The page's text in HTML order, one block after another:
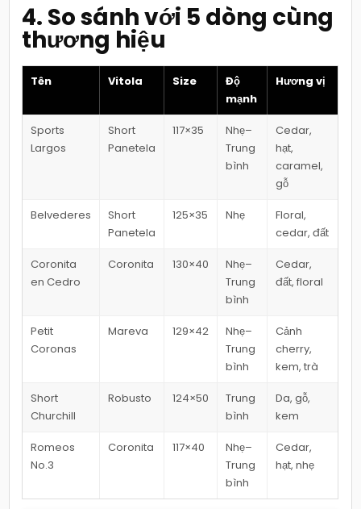
4. So sánh với 5 dòng cùng
thương hiệu
Tên Vitola Size
Độ
mạnh
Hương vị
Sports
Largos
Short
Panetela
117×35
Nhẹ–
Trung
bình
Cedar,
hạt,
caramel,
gỗ
Belvederes
Short
Panetela
125×35 Nhẹ
Floral,
cedar, đất
Coronita
en Cedro
Coronita 130×40
Nhẹ–
Trung
bình
Cedar,
đất, floral
Petit
Coronas
Mareva 129×42
Nhẹ–
Trung
bình
Cảnh
cherry,
kem, trà
Short
Churchill
Robusto 124×50
Trung
bình
Da, gỗ,
kem
Romeos
No.3
Coronita 117×40
Nhẹ–
Trung
bình
Cedar,
hạt, nhẹ